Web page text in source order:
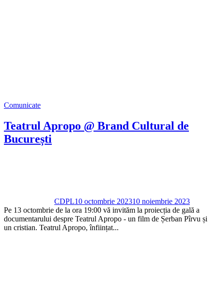
Comunicate
Teatrul Apropo @ Brand Cultural de
București
CDPL10 octombrie 202310 noiembrie 2023
Pe 13 octombrie de la ora 19:00 vă invităm la proiecția de gală a
documentarului despre Teatrul Apropo - un film de Șerban Pîrvu și
un cristian. Teatrul Apropo, înființat...